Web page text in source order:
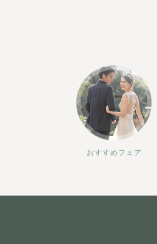
おすすめフェア